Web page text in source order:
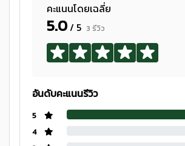
คะแนนโดยเฉลี่ย
5.0/ 5 3 รีวิว
อันดับคะแนนรีวิว
5
4